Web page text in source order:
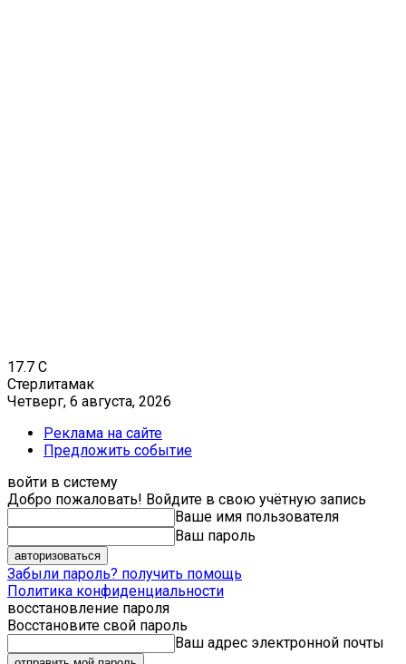
17.7 C
Стерлитамак
Четверг, 6 августа, 2026
Реклама на сайте
Предложить событие
войти в систему
Добро пожаловать! Войдите в свою учётную запись
Ваше имя пользователя
Ваш пароль
Забыли пароль? получить помощь
Политика конфиденциальности
восстановление пароля
Восстановите свой пароль
Ваш адрес электронной почты